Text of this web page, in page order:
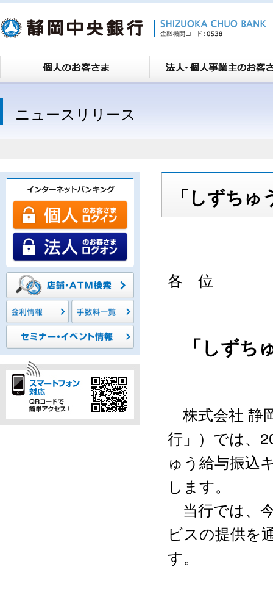
ニュースリリース
「しずち
各 位
「しずち
株式会社
行」）では、
ゅう給与振込
します。
当行では、
ビスの提供を
す。